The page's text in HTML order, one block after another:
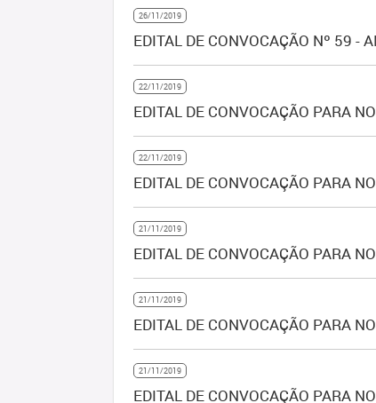
26/11/2019
EDITAL DE CONVOCAÇÃO Nº 59 -
22/11/2019
EDITAL DE CONVOCAÇÃO PARA
22/11/2019
EDITAL DE CONVOCAÇÃO PARA
21/11/2019
EDITAL DE CONVOCAÇÃO PARA
21/11/2019
EDITAL DE CONVOCAÇÃO PARA
21/11/2019
EDITAL DE CONVOCAÇÃO PARA